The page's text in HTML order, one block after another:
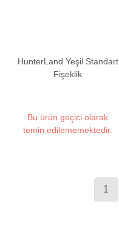
HunterLand Yeşil Standart
Fişeklik
Bu ürün geçici olarak
temin edilememektedir.
1